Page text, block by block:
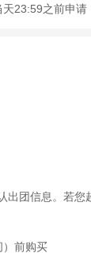
23:59之前申
出团信息。若
）前购买